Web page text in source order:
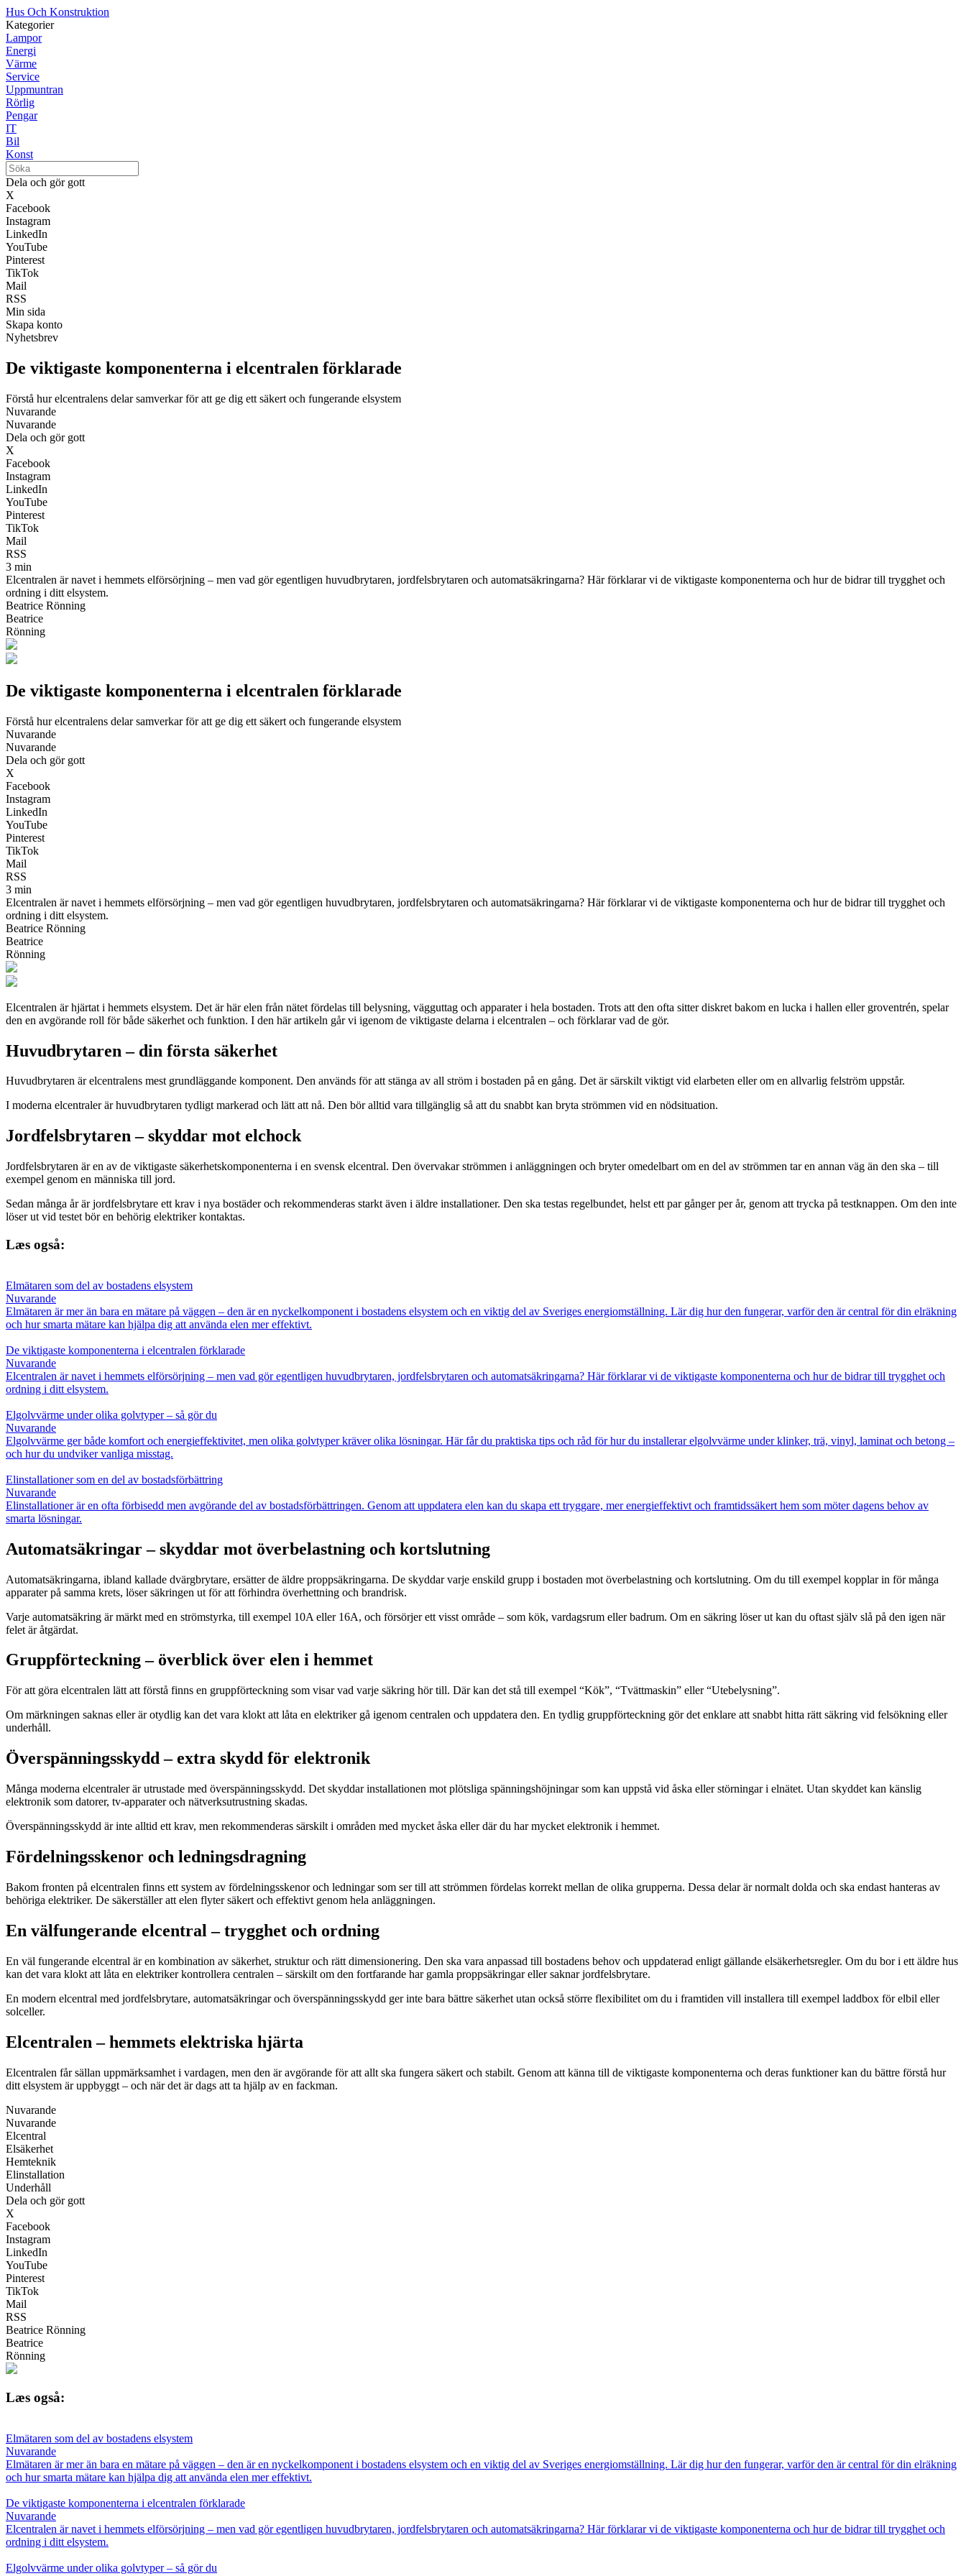
Hus Och Konstruktion
Kategorier
Lampor
Energi
Värme
Service
Uppmuntran
Rörlig
Pengar
IT
Bil
Konst
Dela och gör gott
X
Facebook
Instagram
LinkedIn
YouTube
Pinterest
TikTok
Mail
RSS
Min sida
Skapa konto
Nyhetsbrev
De viktigaste komponenterna i elcentralen förklarade
Förstå hur elcentralens delar samverkar för att ge dig ett säkert och fungerande elsystem
Nuvarande
Nuvarande
Dela och gör gott
X
Facebook
Instagram
LinkedIn
YouTube
Pinterest
TikTok
Mail
RSS
3 min
Elcentralen är navet i hemmets elförsörjning – men vad gör egentligen huvudbrytaren, jordfelsbrytaren och automatsäkringarna? Här förklarar vi de viktigaste komponenterna och hur de bidrar till trygghet och
ordning i ditt elsystem.
Beatrice Rönning
Beatrice
Rönning
De viktigaste komponenterna i elcentralen förklarade
Förstå hur elcentralens delar samverkar för att ge dig ett säkert och fungerande elsystem
Nuvarande
Nuvarande
Dela och gör gott
X
Facebook
Instagram
LinkedIn
YouTube
Pinterest
TikTok
Mail
RSS
3 min
Elcentralen är navet i hemmets elförsörjning – men vad gör egentligen huvudbrytaren, jordfelsbrytaren och automatsäkringarna? Här förklarar vi de viktigaste komponenterna och hur de bidrar till trygghet och
ordning i ditt elsystem.
Beatrice Rönning
Beatrice
Rönning
Elcentralen är hjärtat i hemmets elsystem. Det är här elen från nätet fördelas till belysning, vägguttag och apparater i hela bostaden. Trots att den ofta sitter diskret bakom en lucka i hallen eller groventrén, spelar
den en avgörande roll för både säkerhet och funktion. I den här artikeln går vi igenom de viktigaste delarna i elcentralen – och förklarar vad de gör.
Huvudbrytaren – din första säkerhet
Huvudbrytaren är elcentralens mest grundläggande komponent. Den används för att stänga av all ström i bostaden på en gång. Det är särskilt viktigt vid elarbeten eller om en allvarlig felström uppstår.
I moderna elcentraler är huvudbrytaren tydligt markerad och lätt att nå. Den bör alltid vara tillgänglig så att du snabbt kan bryta strömmen vid en nödsituation.
Jordfelsbrytaren – skyddar mot elchock
Jordfelsbrytaren är en av de viktigaste säkerhetskomponenterna i en svensk elcentral. Den övervakar strömmen i anläggningen och bryter omedelbart om en del av strömmen tar en annan väg än den ska – till
exempel genom en människa till jord.
Sedan många år är jordfelsbrytare ett krav i nya bostäder och rekommenderas starkt även i äldre installationer. Den ska testas regelbundet, helst ett par gånger per år, genom att trycka på testknappen. Om den inte
löser ut vid testet bör en behörig elektriker kontaktas.
Læs også:
Elmätaren som del av bostadens elsystem
Nuvarande
Elmätaren är mer än bara en mätare på väggen – den är en nyckelkomponent i bostadens elsystem och en viktig del av Sveriges energiomställning. Lär dig hur den fungerar, varför den är central för din elräkning
och hur smarta mätare kan hjälpa dig att använda elen mer effektivt.
De viktigaste komponenterna i elcentralen förklarade
Nuvarande
Elcentralen är navet i hemmets elförsörjning – men vad gör egentligen huvudbrytaren, jordfelsbrytaren och automatsäkringarna? Här förklarar vi de viktigaste komponenterna och hur de bidrar till trygghet och
ordning i ditt elsystem.
Elgolvvärme under olika golvtyper – så gör du
Nuvarande
Elgolvvärme ger både komfort och energieffektivitet, men olika golvtyper kräver olika lösningar. Här får du praktiska tips och råd för hur du installerar elgolvvärme under klinker, trä, vinyl, laminat och betong –
och hur du undviker vanliga misstag.
Elinstallationer som en del av bostadsförbättring
Nuvarande
Elinstallationer är en ofta förbisedd men avgörande del av bostadsförbättringen. Genom att uppdatera elen kan du skapa ett tryggare, mer energieffektivt och framtidssäkert hem som möter dagens behov av
smarta lösningar.
Automatsäkringar – skyddar mot överbelastning och kortslutning
Automatsäkringarna, ibland kallade dvärgbrytare, ersätter de äldre proppsäkringarna. De skyddar varje enskild grupp i bostaden mot överbelastning och kortslutning. Om du till exempel kopplar in för många
apparater på samma krets, löser säkringen ut för att förhindra överhettning och brandrisk.
Varje automatsäkring är märkt med en strömstyrka, till exempel 10A eller 16A, och försörjer ett visst område – som kök, vardagsrum eller badrum. Om en säkring löser ut kan du oftast själv slå på den igen när
felet är åtgärdat.
Gruppförteckning – överblick över elen i hemmet
För att göra elcentralen lätt att förstå finns en gruppförteckning som visar vad varje säkring hör till. Där kan det stå till exempel “Kök”, “Tvättmaskin” eller “Utebelysning”.
Om märkningen saknas eller är otydlig kan det vara klokt att låta en elektriker gå igenom centralen och uppdatera den. En tydlig gruppförteckning gör det enklare att snabbt hitta rätt säkring vid felsökning eller
underhåll.
Överspänningsskydd – extra skydd för elektronik
Många moderna elcentraler är utrustade med överspänningsskydd. Det skyddar installationen mot plötsliga spänningshöjningar som kan uppstå vid åska eller störningar i elnätet. Utan skyddet kan känslig
elektronik som datorer, tv-apparater och nätverksutrustning skadas.
Överspänningsskydd är inte alltid ett krav, men rekommenderas särskilt i områden med mycket åska eller där du har mycket elektronik i hemmet.
Fördelningsskenor och ledningsdragning
Bakom fronten på elcentralen finns ett system av fördelningsskenor och ledningar som ser till att strömmen fördelas korrekt mellan de olika grupperna. Dessa delar är normalt dolda och ska endast hanteras av
behöriga elektriker. De säkerställer att elen flyter säkert och effektivt genom hela anläggningen.
En välfungerande elcentral – trygghet och ordning
En väl fungerande elcentral är en kombination av säkerhet, struktur och rätt dimensionering. Den ska vara anpassad till bostadens behov och uppdaterad enligt gällande elsäkerhetsregler. Om du bor i ett äldre hus
kan det vara klokt att låta en elektriker kontrollera centralen – särskilt om den fortfarande har gamla proppsäkringar eller saknar jordfelsbrytare.
En modern elcentral med jordfelsbrytare, automatsäkringar och överspänningsskydd ger inte bara bättre säkerhet utan också större flexibilitet om du i framtiden vill installera till exempel laddbox för elbil eller
solceller.
Elcentralen – hemmets elektriska hjärta
Elcentralen får sällan uppmärksamhet i vardagen, men den är avgörande för att allt ska fungera säkert och stabilt. Genom att känna till de viktigaste komponenterna och deras funktioner kan du bättre förstå hur
ditt elsystem är uppbyggt – och när det är dags att ta hjälp av en fackman.
Nuvarande
Nuvarande
Elcentral
Elsäkerhet
Hemteknik
Elinstallation
Underhåll
Dela och gör gott
X
Facebook
Instagram
LinkedIn
YouTube
Pinterest
TikTok
Mail
RSS
Beatrice Rönning
Beatrice
Rönning
Læs også:
Elmätaren som del av bostadens elsystem
Nuvarande
Elmätaren är mer än bara en mätare på väggen – den är en nyckelkomponent i bostadens elsystem och en viktig del av Sveriges energiomställning. Lär dig hur den fungerar, varför den är central för din elräkning
och hur smarta mätare kan hjälpa dig att använda elen mer effektivt.
De viktigaste komponenterna i elcentralen förklarade
Nuvarande
Elcentralen är navet i hemmets elförsörjning – men vad gör egentligen huvudbrytaren, jordfelsbrytaren och automatsäkringarna? Här förklarar vi de viktigaste komponenterna och hur de bidrar till trygghet och
ordning i ditt elsystem.
Elgolvvärme under olika golvtyper – så gör du